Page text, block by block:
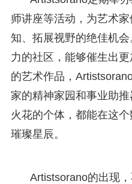
师讲座等活动，为艺术
知、拓展视野的绝佳机
力的社区，能够催生出
的艺术作品，
家的精神家园和事业助
火花的个体，都能在这
璀璨星辰。
Artistsorano的出现